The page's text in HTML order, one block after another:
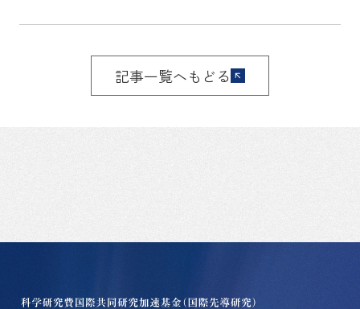
記事一覧へもどる